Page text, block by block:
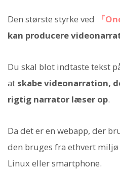
Den største styrke ved 『
kan producere
Du skal blot indtaste tekst
at skabe videonarration,
rigtig narrator læser op.
Da det er en webapp, der
den bruges fra ethvert miljø
Linux eller smartphone.